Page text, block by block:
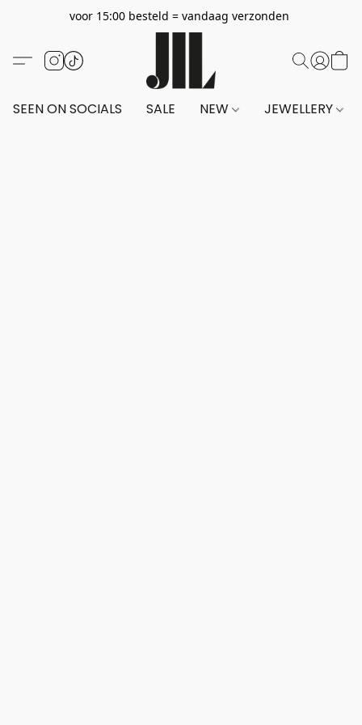
voor 15:00 besteld = vandaag verzonden
SEEN ON SOCIALS SALE NEW JEWELLERY